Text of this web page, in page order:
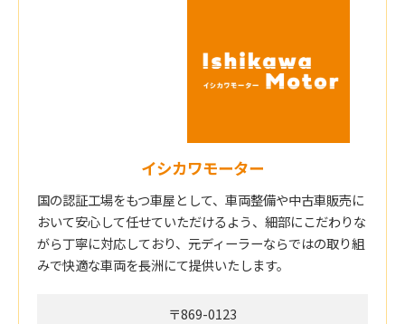
イシカワモーター
国の認証工場をもつ車屋として、車両整備や中古車販売に
おいて安心して任せていただけるよう、細部にこだわりな
がら丁寧に対応しており、元ディーラーならではの取り組
みで快適な車両を長洲にて提供いたします。
〒869-0123